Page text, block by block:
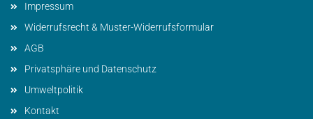
Impressum
Widerrufsrecht & Muster-Widerrufsformular
AGB
Privatsphäre und Datenschutz
Umweltpolitik
Kontakt